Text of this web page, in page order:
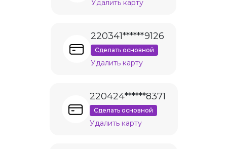
Удалить карту
220341******9126
Сделать основной
Удалить карту
220424******8371
Сделать основной
Удалить карту